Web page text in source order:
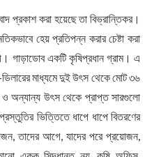
প্রকাশ করা হয়েছে তা বিভ্রান্তিকর।
হেয় প্রতিপন্ন করার চেষ্টা করা
একটি কৃষিপ্রধান গ্রাম। এ
ডিলারের মাধ্যমে দুই উৎস থেকে মোট ৩৬
ও অন্যান্য উৎস থেকে প্রাপ্ত সারগুলো
ভিত্তিতে ধাপে ধাপে বিতরণের
তাদের আগে, যাদের পরে প্রয়োজন,